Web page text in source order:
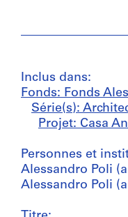
Inclus dans:
Fonds: Fonds
Série(s):
Projet: Casa
Personnes et
Alessandro Poli
Alessandro Poli